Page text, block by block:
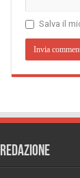
Salva il
REDAZIONE